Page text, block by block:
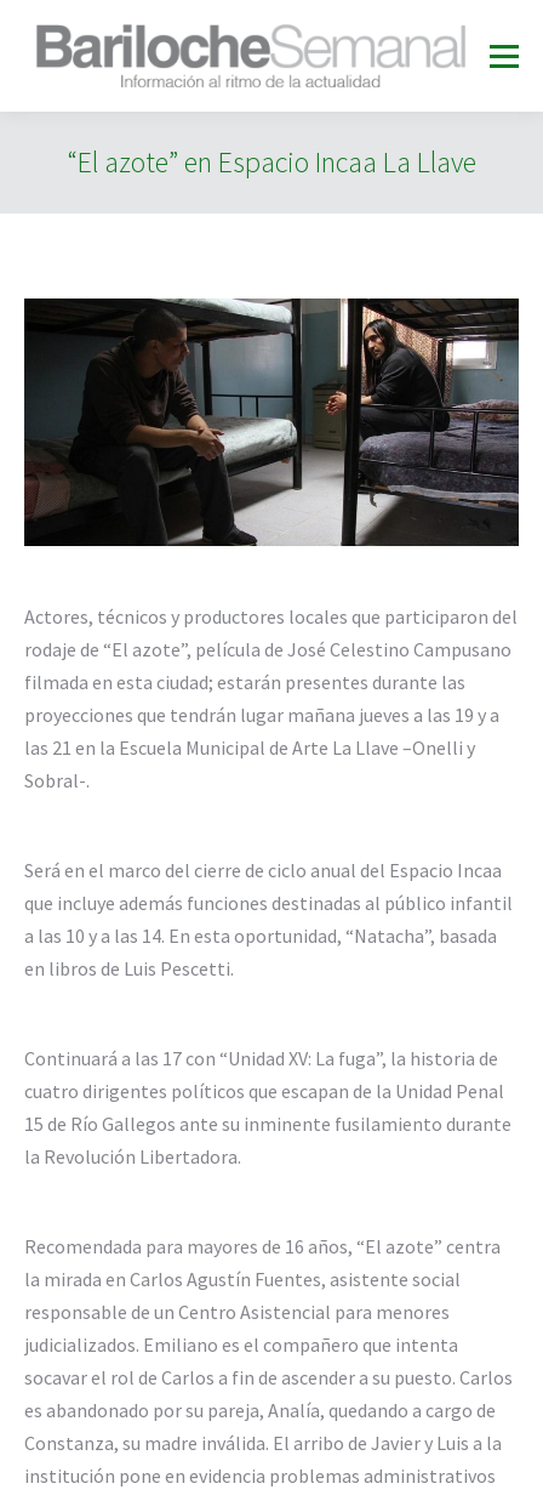
“El azote” en Espacio Incaa La Llave
Actores, técnicos y productores locales que participaron del
rodaje de “El azote”, película de José Celestino Campusano
filmada en esta ciudad; estarán presentes durante las
proyecciones que tendrán lugar mañana jueves a las 19 y a
las 21 en la Escuela Municipal de Arte La Llave –Onelli y
Sobral-.
Será en el marco del cierre de ciclo anual del Espacio Incaa
que incluye además funciones destinadas al público infantil
a las 10 y a las 14. En esta oportunidad, “Natacha”, basada
en libros de Luis Pescetti.
Continuará a las 17 con “Unidad XV: La fuga”, la historia de
cuatro dirigentes políticos que escapan de la Unidad Penal
15 de Río Gallegos ante su inminente fusilamiento durante
la Revolución Libertadora.
Recomendada para mayores de 16 años, “El azote” centra
la mirada en Carlos Agustín Fuentes, asistente social
responsable de un Centro Asistencial para menores
judicializados. Emiliano es el compañero que intenta
socavar el rol de Carlos a fin de ascender a su puesto. Carlos
es abandonado por su pareja, Analía, quedando a cargo de
Constanza, su madre inválida. El arribo de Javier y Luis a la
institución pone en evidencia problemas administrativos